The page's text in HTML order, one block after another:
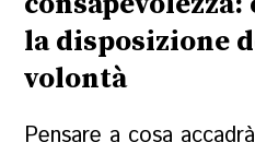
la disposizione
volontà